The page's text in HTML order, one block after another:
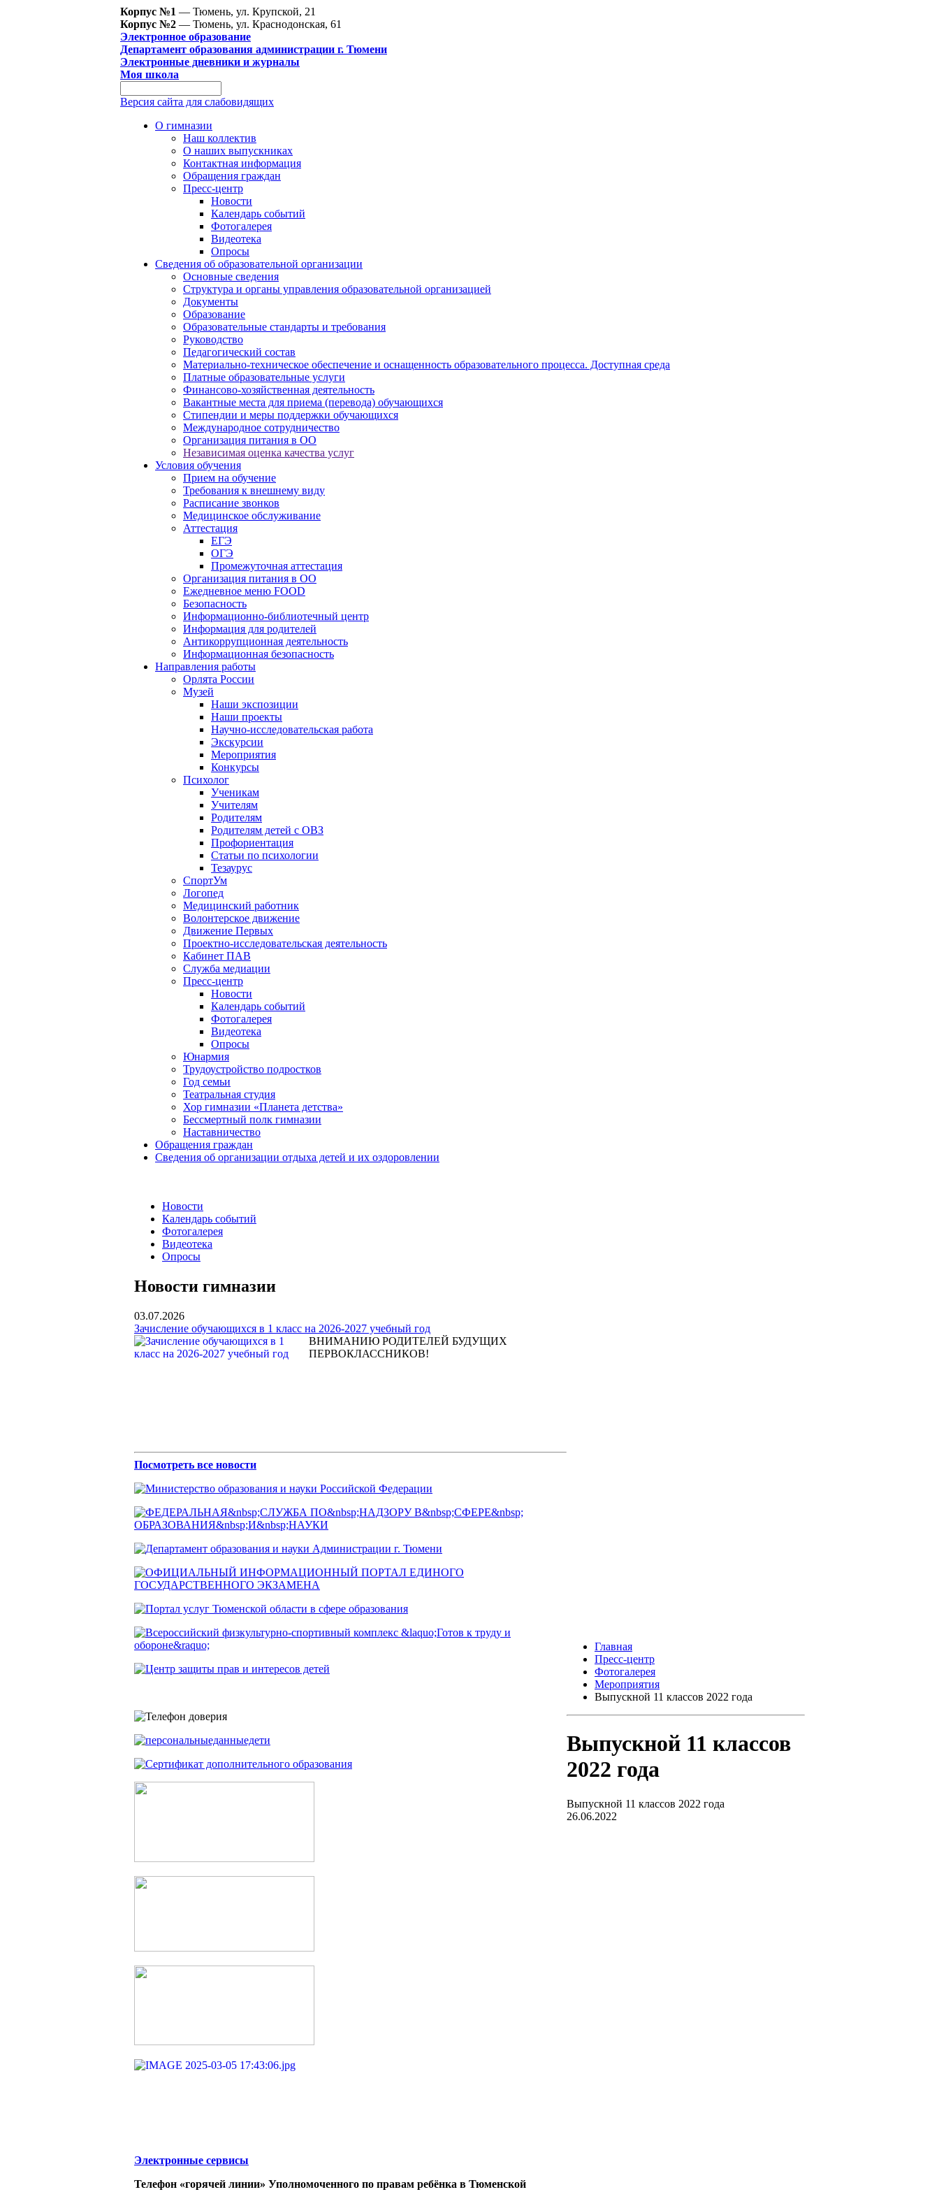
Корпус №1 — Тюмень, ул. Крупской, 21
Корпус №2 — Тюмень, ул. Краснодонская, 61
Электронное образование
Департамент образования администрации г. Тюмени
Электронные дневники и журналы
Моя школа
Версия сайта для слабовидящих
О гимназии
Наш коллектив
О наших выпускниках
Контактная информация
Обращения граждан
Пресс-центр
Новости
Календарь событий
Фотогалерея
Видеотека
Опросы
Сведения об образовательной организации
Основные сведения
Структура и органы управления образовательной организацией
Документы
Образование
Образовательные стандарты и требования
Руководство
Педагогический состав
Материально-техническое обеспечение и оснащенность образовательного процесса. Доступная среда
Платные образовательные услуги
Финансово-хозяйственная деятельность
Вакантные места для приема (перевода) обучающихся
Стипендии и меры поддержки обучающихся
Международное сотрудничество
Организация питания в ОО
Независимая оценка качества услуг
Условия обучения
Прием на обучение
Требования к внешнему виду
Расписание звонков
Медицинское обслуживание
Аттестация
ЕГЭ
ОГЭ
Промежуточная аттестация
Организация питания в ОО
Ежедневное меню FOOD
Безопасность
Информационно-библиотечный центр
Информация для родителей
Антикоррупционная деятельность
Информационная безопасность
Направления работы
Орлята России
Музей
Наши экспозиции
Наши проекты
Научно-исследовательская работа
Экскурсии
Мероприятия
Конкурсы
Психолог
Ученикам
Учителям
Родителям
Родителям детей с ОВЗ
Профориентация
Статьи по психологии
Тезаурус
СпортУм
Логопед
Медицинский работник
Волонтерское движение
Движение Первых
Проектно-исследовательская деятельность
Кабинет ПАВ
Служба медиации
Пресс-центр
Новости
Календарь событий
Фотогалерея
Видеотека
Опросы
Юнармия
Трудоустройство подростков
Год семьи
Театральная студия
Хор гимназии «Планета детства»
Бессмертный полк гимназии
Наставничество
Обращения граждан
Сведения об организации отдыха детей и их оздоровлении
Новости
Календарь событий
Фотогалерея
Видеотека
Опросы
Новости гимназии
03.07.2026
Зачисление обучающихся в 1 класс на 2026-2027 учебный год
ВНИМАНИЮ РОДИТЕЛЕЙ БУДУЩИХ
ПЕРВОКЛАССНИКОВ!
Посмотреть все новости
Электронные сервисы
Телефон «горячей линии» Уполномоченного по правам ребёнка в Тюменской
Главная
Пресс-центр
Фотогалерея
Мероприятия
Выпускной 11 классов 2022 года
Выпускной 11 классов
2022 года
Выпускной 11 классов 2022 года
26.06.2022